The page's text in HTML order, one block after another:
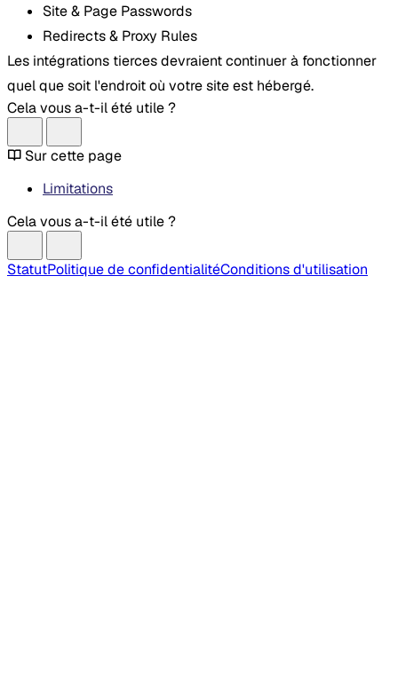
Site & Page Passwords
Redirects & Proxy Rules
Les intégrations tierces devraient continuer à fonctionner
quel que soit l'endroit où votre site est hébergé.
Cela vous a-t-il été utile ?
Sur cette page
Limitations
Cela vous a-t-il été utile ?
StatutPolitique de confidentialitéConditions d'utilisation